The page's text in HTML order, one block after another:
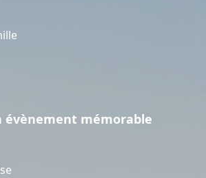
évènement mémorable